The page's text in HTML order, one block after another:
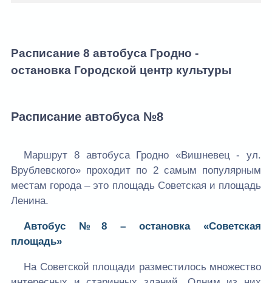
Расписание 8 автобуса Гродно -
остановка Городской центр культуры
Расписание автобусa №8
Маршрут 8 автобуса Гродно «Вишневец - ул.
Врублевского» проходит по 2 самым популярным
местам города – это площадь Советская и площадь
Ленина.
Автобус №8 – остановка «Советская
площадь»
На Советской площади разместилось множество